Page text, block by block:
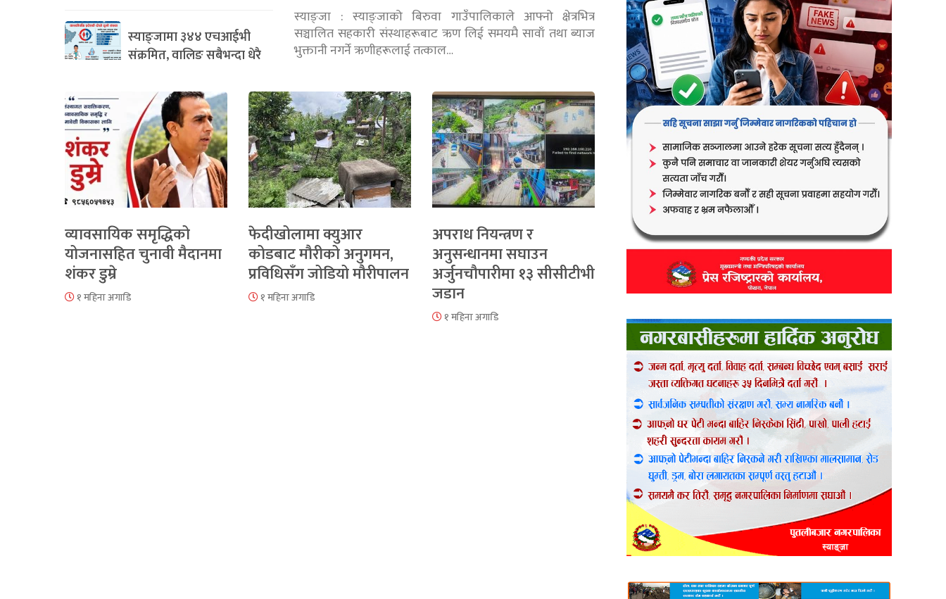
स्याङ्जामा ३४४ एचआईभी
संक्रमित, वालिङ सबैभन्दा धेरै
स्याङ्जा : स्याङ्जाको बिरुवा गाउँपालिकाले आफ्नो क्षेत्रभित्र
सञ्चालित सहकारी संस्थाहरूबाट ऋण लिई समयमै सावाँ तथा ब्याज
भुक्तानी नगर्ने ऋणीहरूलाई तत्काल…
व्यावसायिक समृद्धिको
योजनासहित चुनावी मैदानमा
शंकर डुम्रे
१ महिना अगाडि
फेदीखोलामा क्युआर
कोडबाट मौरीको अनुगमन,
प्रविधिसँग जोडियो मौरीपालन
१ महिना अगाडि
अपराध नियन्त्रण र
अनुसन्धानमा सघाउन
अर्जुनचौपारीमा १३ सीसीटीभी
जडान
१ महिना अगाडि